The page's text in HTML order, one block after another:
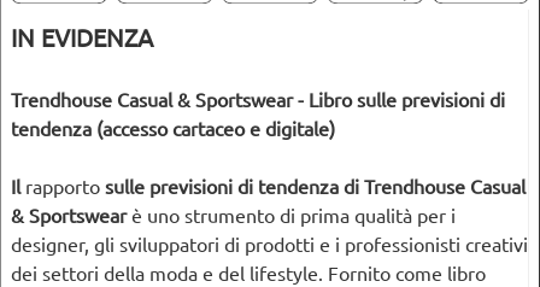
IN EVIDENZA
Trendhouse Casual & Sportswear - Libro sulle previsioni di
tendenza (accesso cartaceo e digitale)
Il rapporto sulle previsioni di tendenza di Trendhouse Casual
& Sportswearè uno strumento di prima qualità per i
designer, gli sviluppatori di prodotti e i professionisti creativi
dei settori della moda e del lifestyle. Fornito come libro